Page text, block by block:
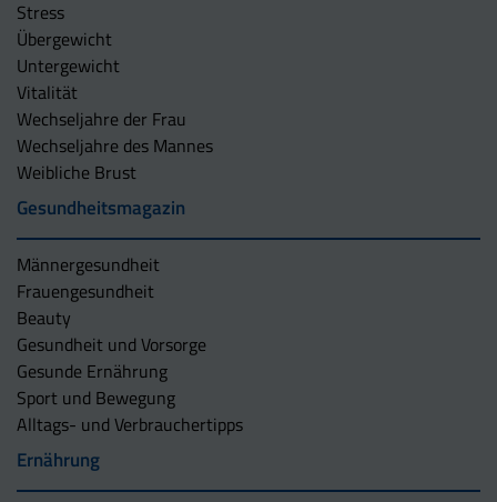
Stress
Übergewicht
Untergewicht
Vitalität
Wechseljahre der Frau
Wechseljahre des Mannes
Weibliche Brust
Gesundheitsmagazin
Männergesundheit
Frauengesundheit
Beauty
Gesundheit und Vorsorge
Gesunde Ernährung
Sport und Bewegung
Alltags- und Verbrauchertipps
Ernährung